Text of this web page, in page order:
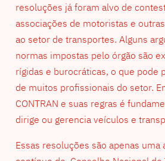
resoluções já foram alvo de
associações de motoristas e
ao setor de transportes. Alguns
normas impostas pelo órgão são
rígidas e burocráticas, o que pode
de muitos profissionais do setor.
CONTRAN e suas regras é
dirige ou gerencia veículos e
Essas resoluções são apenas